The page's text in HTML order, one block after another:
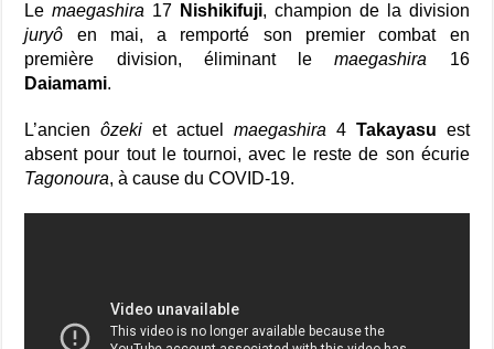
Lemaegashira 17 Nishikifuji, champion de la division
juryô en mai, a remporté son premier combat en
première division, éliminant lemaegashira 16
Daiamami.
L’ancienôzeki et actuel maegashira 4 Takayasu est
absent pour tout le tournoi, avec le reste de son écurie
Tagonoura, à cause du COVID-19.